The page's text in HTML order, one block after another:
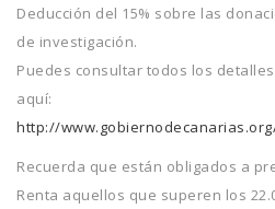
Deducción del 15% sobre las
de investigación.
Puedes consultar todos los
aquí:
http://
Recuerda que están obligados a
Renta aquellos que superen los